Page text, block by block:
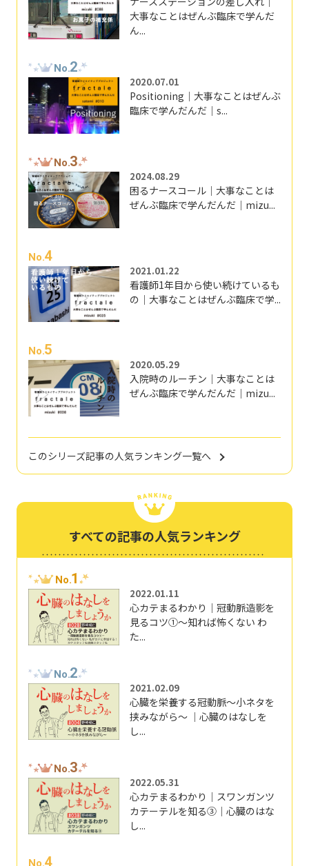
大事なことはぜんぶ臨床で学んだ
ん...
No.2
2020.07.01
Positioning｜大事なことはぜんぶ
臨床で学んだんだ｜s...
No.3
2024.08.29
困るナースコール｜大事なことは
ぜんぶ臨床で学んだんだ｜mizu...
No.4
2021.01.22
看護師1年目から使い続けているも
の｜大事なことはぜんぶ臨床で学...
No.5
2020.05.29
入院時のルーチン｜大事なことは
ぜんぶ臨床で学んだんだ｜mizu...
このシリーズ記事の人気ランキング一覧へ
すべての記事の人気ランキング
No.1
2022.01.11
心カテまるわかり｜冠動脈造影を
見るコツ①～知れば怖くない わ
た...
No.2
2021.02.09
心臓を栄養する冠動脈～小ネタを
挟みながら～ ｜心臓のはなしを
し...
No.3
2022.05.31
心カテまるわかり｜スワンガンツ
カテーテルを知る③｜心臓のはな
し...
No.4